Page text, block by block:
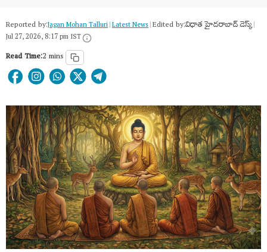
Reported by:Jagan Mohan Talluri|Latest News|Edited by:విధాత హైదరాబాద్ డెస్క్|
Jul 27, 2026, 8:17 pm IST
Read Time:2 mins